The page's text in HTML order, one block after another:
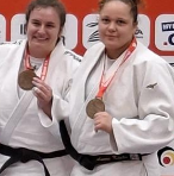
werden